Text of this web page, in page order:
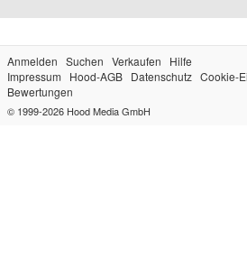
Anmelden Suchen Verkaufen
Hilfe
Impressum
Hood-AGB Datenschutz Cookie-
Bewertungen
© 1999-2026 Hood Media GmbH